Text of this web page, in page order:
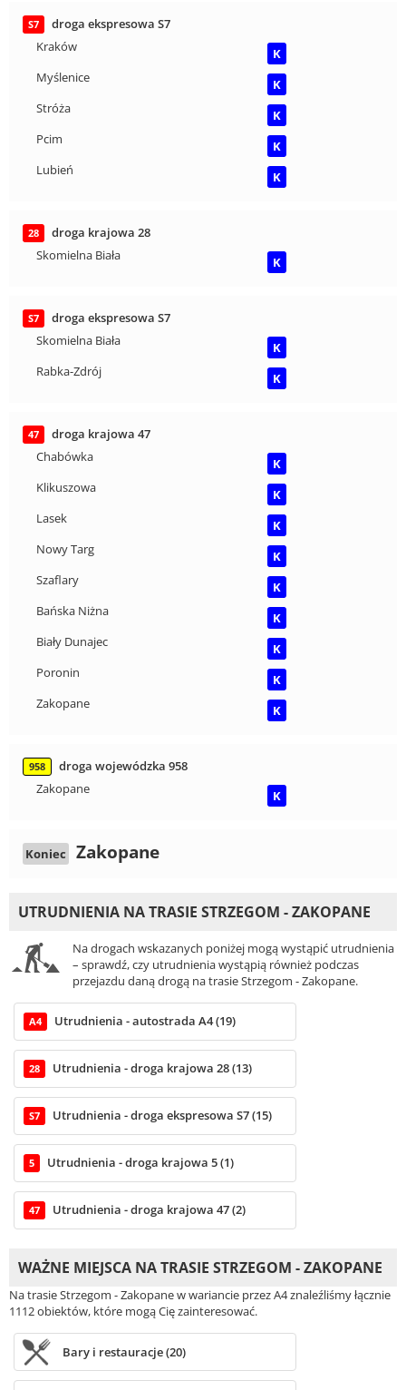
S7
droga ekspresowa S7
Kraków
K
Myślenice
K
Stróża
K
Pcim
K
Lubień
K
28
droga krajowa 28
Skomielna Biała
K
S7
droga ekspresowa S7
Skomielna Biała
K
Rabka-Zdrój
K
47
droga krajowa 47
Chabówka
K
Klikuszowa
K
Lasek
K
Nowy Targ
K
Szaflary
K
Bańska Niżna
K
Biały Dunajec
K
Poronin
K
Zakopane
K
958
droga wojewódzka 958
Zakopane
K
Koniec Zakopane
UTRUDNIENIA NA TRASIE STRZEGOM - ZAKOPANE
Na drogach wskazanych poniżej mogą wystąpić utrudnienia
– sprawdź, czy utrudnienia wystąpią również podczas
przejazdu daną drogą na trasie Strzegom - Zakopane.
A4 Utrudnienia - autostrada A4 (19)
28 Utrudnienia - droga krajowa 28 (13)
S7 Utrudnienia - droga ekspresowa S7 (15)
5 Utrudnienia - droga krajowa 5 (1)
47 Utrudnienia - droga krajowa 47 (2)
WAŻNE MIEJSCA NA TRASIE STRZEGOM - ZAKOPANE
Na trasie Strzegom - Zakopane w wariancie przez A4 znaleźliśmy łącznie
1112 obiektów, które mogą Cię zainteresować.
Bary i restauracje (20)